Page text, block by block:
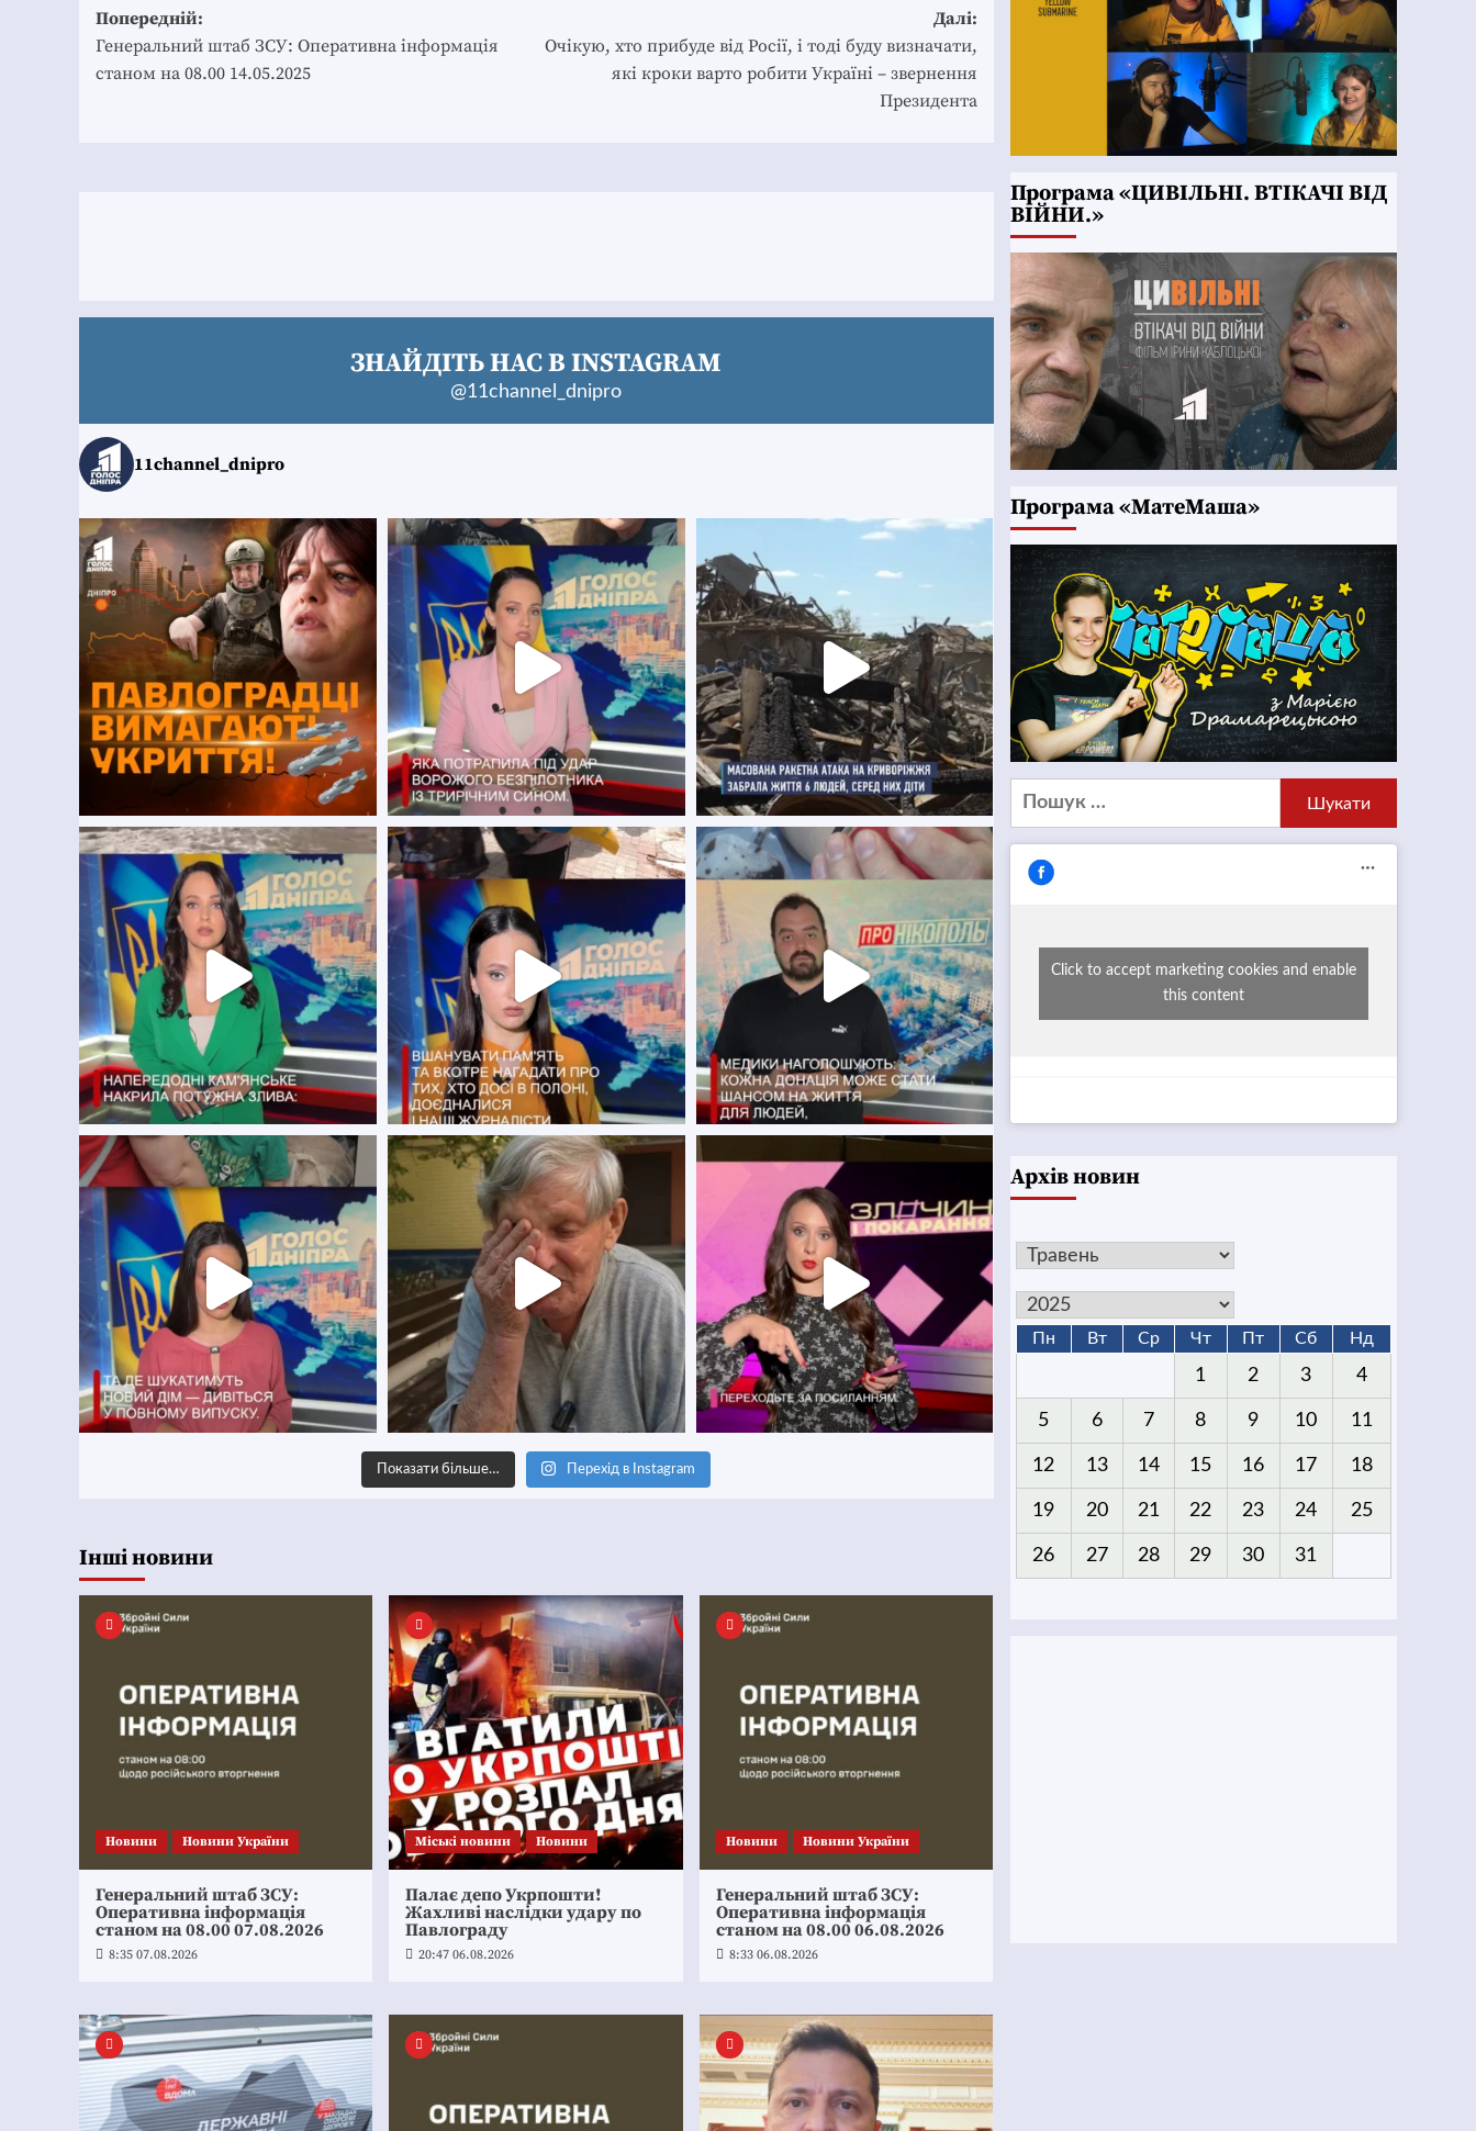
Post
navigation
Попередній:
Генеральний штаб ЗСУ: Оперативна інформація
станом на 08.00 14.05.2025
Далі:
Очікую, хто прибуде від Росії, і тоді буду визначати,
які кроки варто робити Україні – звернення
Президента
ЗНАЙДІТЬ НАС В INSTAGRAM
@11channel_dnipro
11channel_dnipro
Показати більше… Перехід в Instagram
Інші новини
Новини Новини України
Генеральний штаб ЗСУ:
Оперативна інформація
станом на 08.00 07.08.2026
8:35 07.08.2026
Mіські новини Новини
Палає депо Укрпошти!
Жахливі наслідки удару по
Павлограду
20:47 06.08.2026
Новини Новини України
Генеральний штаб ЗСУ:
Оперативна інформація
станом на 08.00 06.08.2026
8:33 06.08.2026
Програма «ЦИВІЛЬНІ. ВТІКАЧІ ВІД
ВІЙНИ.»
Програма «МатеМаша»
Пошук:
Click to accept marketing cookies and enable
this content
Архів новин
Пн Вт Ср Чт Пт Сб Нд
1 2 3 4
5 6 7 8 9 10 11
12 13 14 15 16 17 18
19 20 21 22 23 24 25
26 27 28 29 30 31